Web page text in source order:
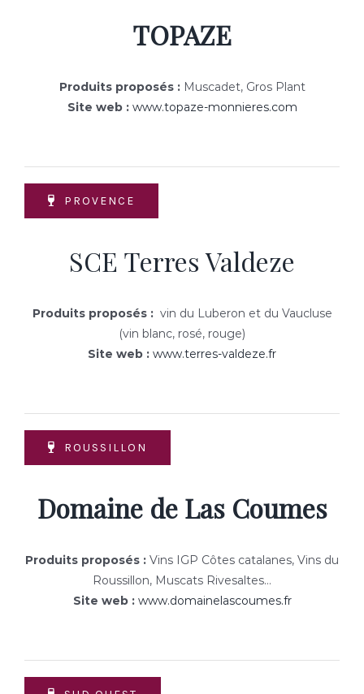
TOPAZE
Produits proposés :Muscadet, Gros Plant
Site web : www.topaze-monnieres.com
PROVENCE
SCE Terres Valdeze
Produits proposés :vin du Luberon et du Vaucluse
(vin blanc, rosé, rouge)
Site web : www.terres-valdeze.fr
ROUSSILLON
Domaine de Las Coumes
Produits proposés : Vins IGP Côtes catalanes, Vins du
Roussillon, Muscats Rivesaltes…
Site web : www.domainelascoumes.fr